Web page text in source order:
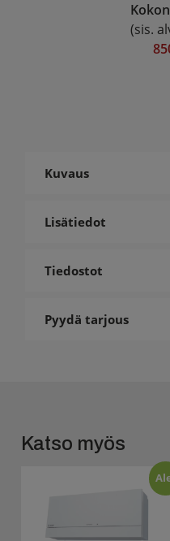
(sis.
Kuvaus
Lisätiedot
Tiedostot
Pyydä tarjous
Katso myös